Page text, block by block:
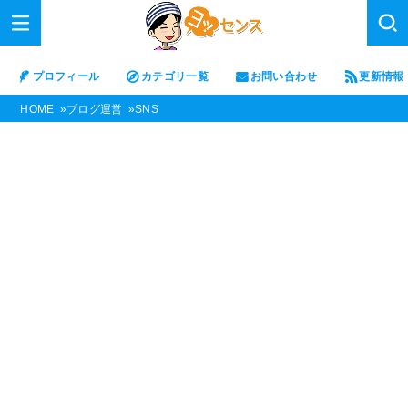
プロフィール カテゴリ一覧 お問い合わせ 更新情報
HOME ブログ運営 SNS